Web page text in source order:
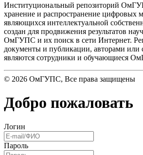
Институциональный репозиторий
хранение и распространение цифровых
являющихся интеллектуальной
создан для продвижения результатов
ОмГУПС и их поиск в сети Интернет.
документы и публикации, авторами или
являются сотрудники и обучающиеся
© 2026 ОмГУПС, Все права защищены
Добро пожаловать
Логин
Пароль